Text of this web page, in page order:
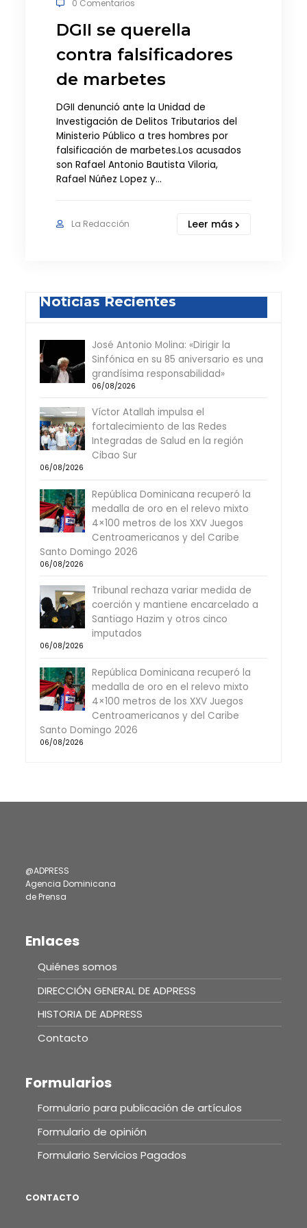
0 Comentarios
DGII se querella
contra falsificadores
de marbetes
DGII denunció ante la Unidad de
Investigación de Delitos Tributarios del
Ministerio Público a tres hombres por
falsificación de marbetes.Los acusados
son Rafael Antonio Bautista Viloria,
Rafael Núñez Lopez y…
La Redacción Leer más
Noticias Recientes
José Antonio Molina: «Dirigir la
Sinfónica en su 85 aniversario es una
grandísima responsabilidad»
06/08/2026
Víctor Atallah impulsa el
fortalecimiento de las Redes
Integradas de Salud en la región
Cibao Sur
06/08/2026
República Dominicana recuperó la
medalla de oro en el relevo mixto
4×100 metros de los XXV Juegos
Centroamericanos y del Caribe
Santo Domingo 2026
06/08/2026
Tribunal rechaza variar medida de
coerción y mantiene encarcelado a
Santiago Hazim y otros cinco
imputados
06/08/2026
República Dominicana recuperó la
medalla de oro en el relevo mixto
4×100 metros de los XXV Juegos
Centroamericanos y del Caribe
Santo Domingo 2026
06/08/2026
@ADPRESS
Agencia Dominicana
de Prensa
Enlaces
Quiénes somos
DIRECCIÓN GENERAL DE ADPRESS
HISTORIA DE ADPRESS
Contacto
Formularios
Formulario para publicación de artículos
Formulario de opinión
Formulario Servicios Pagados
CONTACTO